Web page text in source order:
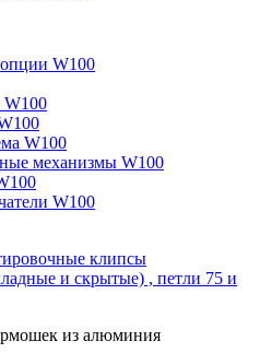
W100
W100
W100
механизмы W100
W100
клипсы
и скрытые) , петли 75 и
из алюминия